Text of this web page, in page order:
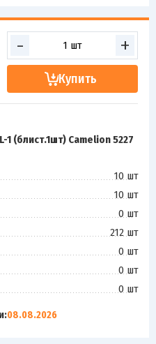
- +
Купить
1 (блист.1шт) Camelion 5227
10 шт
10 шт
0 шт
212 шт
0 шт
0 шт
0 шт
08.08.2026